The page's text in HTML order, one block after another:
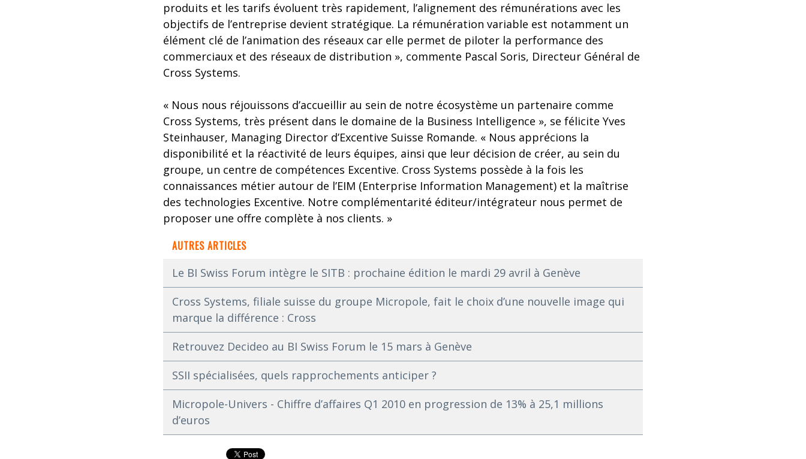
produits et les tarifs évoluent très rapidement, l’alignement des rémunérations avec les
objectifs de l’entreprise devient stratégique. La rémunération variable est notamment un
élément clé de l’animation des réseaux car elle permet de piloter la performance des
commerciaux et des réseaux de distribution », commente Pascal Soris, Directeur Général de
Cross Systems.
« Nous nous réjouissons d’accueillir au sein de notre écosystème un partenaire comme
Cross Systems, très présent dans le domaine de la Business Intelligence », se félicite Yves
Steinhauser, Managing Director d’Excentive Suisse Romande. « Nous apprécions la
disponibilité et la réactivité de leurs équipes, ainsi que leur décision de créer, au sein du
groupe, un centre de compétences Excentive. Cross Systems possède à la fois les
connaissances métier autour de l’EIM (Enterprise Information Management) et la maîtrise
des technologies Excentive. Notre complémentarité éditeur/intégrateur nous permet de
proposer une offre complète à nos clients. »
AUTRES ARTICLES
Le BI Swiss Forum intègre le SITB : prochaine édition le mardi 29 avril à Genève
Cross Systems, filiale suisse du groupe Micropole, fait le choix d’une nouvelle image qui
marque la différence : Cross
Retrouvez Decideo au BI Swiss Forum le 15 mars à Genève
SSII spécialisées, quels rapprochements anticiper ?
Micropole-Univers - Chiffre d’affaires Q1 2010 en progression de 13% à 25,1 millions
d’euros